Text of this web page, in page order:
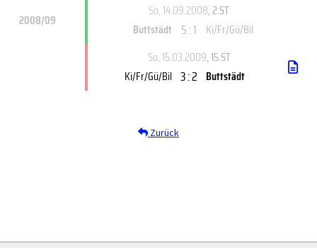
2008/09
So, 14.09.2008, 2.ST
Buttstädt 5 : 1 Ki/Fr/Gü/Bil
So, 15.03.2009, 15.ST
Ki/Fr/Gü/Bil 3 : 2 Buttstädt
Zurück